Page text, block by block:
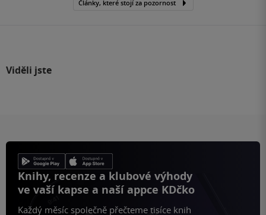
Články, které stojí za pozornost
Viděli jste
Knihy, recenze a klubové výhody
ve vaší kapse a naší appce KDčko
Každý měsíc společně přečteme tisíce knih